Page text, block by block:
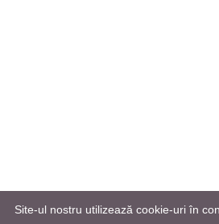
Site-ul nostru utilizează cookie-uri în